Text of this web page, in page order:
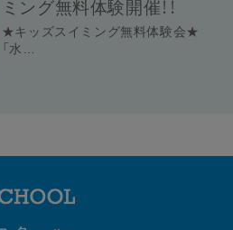
ミング無料体験開催！！
★キッズスイミング無料体験会★
「水…
ル】キャンセル待ち一時終
現在、多くのお申し込みをいただき
予定定員に達した…